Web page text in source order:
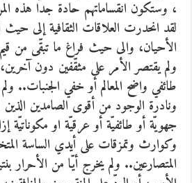
، وستكون انقساماتهم حادة جدا هذه
لقد انحدرت العلاقات الثقافية إلى
الأحيان، والى حيث فراغ ما تبقّى من
ولم يقتصر الأمر على مثقّفين دون
طائفي واضح المعالم أو خفي الجنبات.. ولم
ونادرة الوجود من أقوى الصامدين الذين
جهويّة أو طائفيّة أو عرقيّة او مكوناتيّة
وكوارث وتمزقات على أيدي الساسة
المتصارعين.. ولم يخرج أيّا من الأحرار